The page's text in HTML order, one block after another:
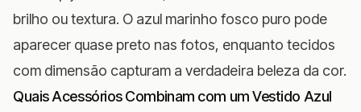
brilho ou textura. O azul marinho fosco puro pode
aparecer quase preto nas fotos, enquanto tecidos
com dimensão capturam a verdadeira beleza da cor.
Quais Acessórios Combinam com um Vestido Azul